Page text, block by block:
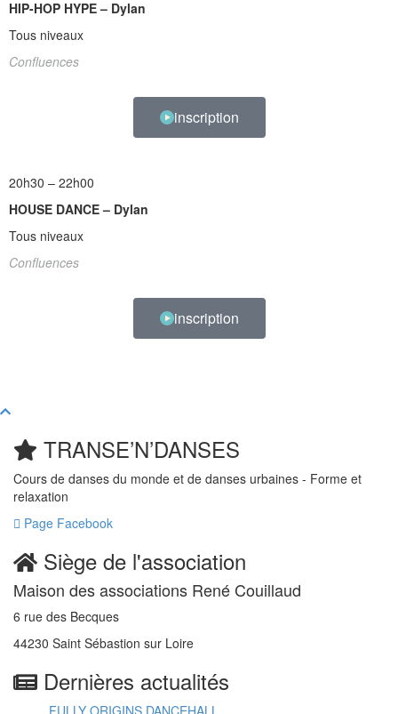
HIP-HOP HYPE – Dylan
Tous niveaux
Confluences
inscription
20h30 – 22h00
HOUSE DANCE – Dylan
Tous niveaux
Confluences
inscription
TRANSE’N’DANSES
Cours de danses du monde et de danses urbaines - Forme et
relaxation
Page Facebook
Siège de l'association
Maison des associations René Couillaud
6 rue des Becques
44230 Saint Sébastion sur Loire
Dernières actualités
FULLY ORIGINS DANCEHALL